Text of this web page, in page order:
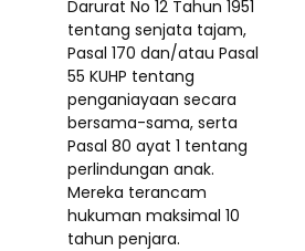
Darurat No 12 Tahun 1951
tentang senjata tajam,
Pasal 170 dan/atau Pasal
55 KUHP tentang
penganiayaan secara
bersama-sama, serta
Pasal 80 ayat 1 tentang
perlindungan anak.
Mereka terancam
hukuman maksimal 10
tahun penjara.